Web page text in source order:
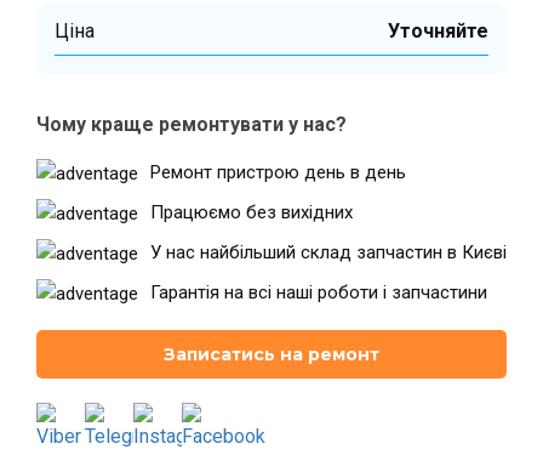
м. Київ, ТЦ LAKE PLAZA, вул. Героїв
м. Київ, вул. Казимира Малевича,
Дарниця
м. Київ, Комфорт Таун, вул.
Березнева, 16, корпус 3
Ціна Уточняйте
Чому краще ремонтувати у нас?
Ремонт пристрою день в день
Працюємо без вихідних
У нас найбільший склад запчастин в Києві
Гарантія на всі наші роботи і запчастини
Записатись на ремонт